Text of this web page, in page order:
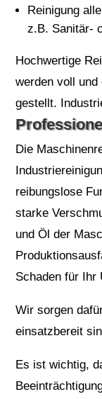
Reinigung
z.B. Sanitär-
Hochwertige
werden voll und
gestellt.
Die
reibungslose
starke
und Öl der
Schaden für Ihr
Wir sorgen
einsatzbereit
Es ist wichtig,